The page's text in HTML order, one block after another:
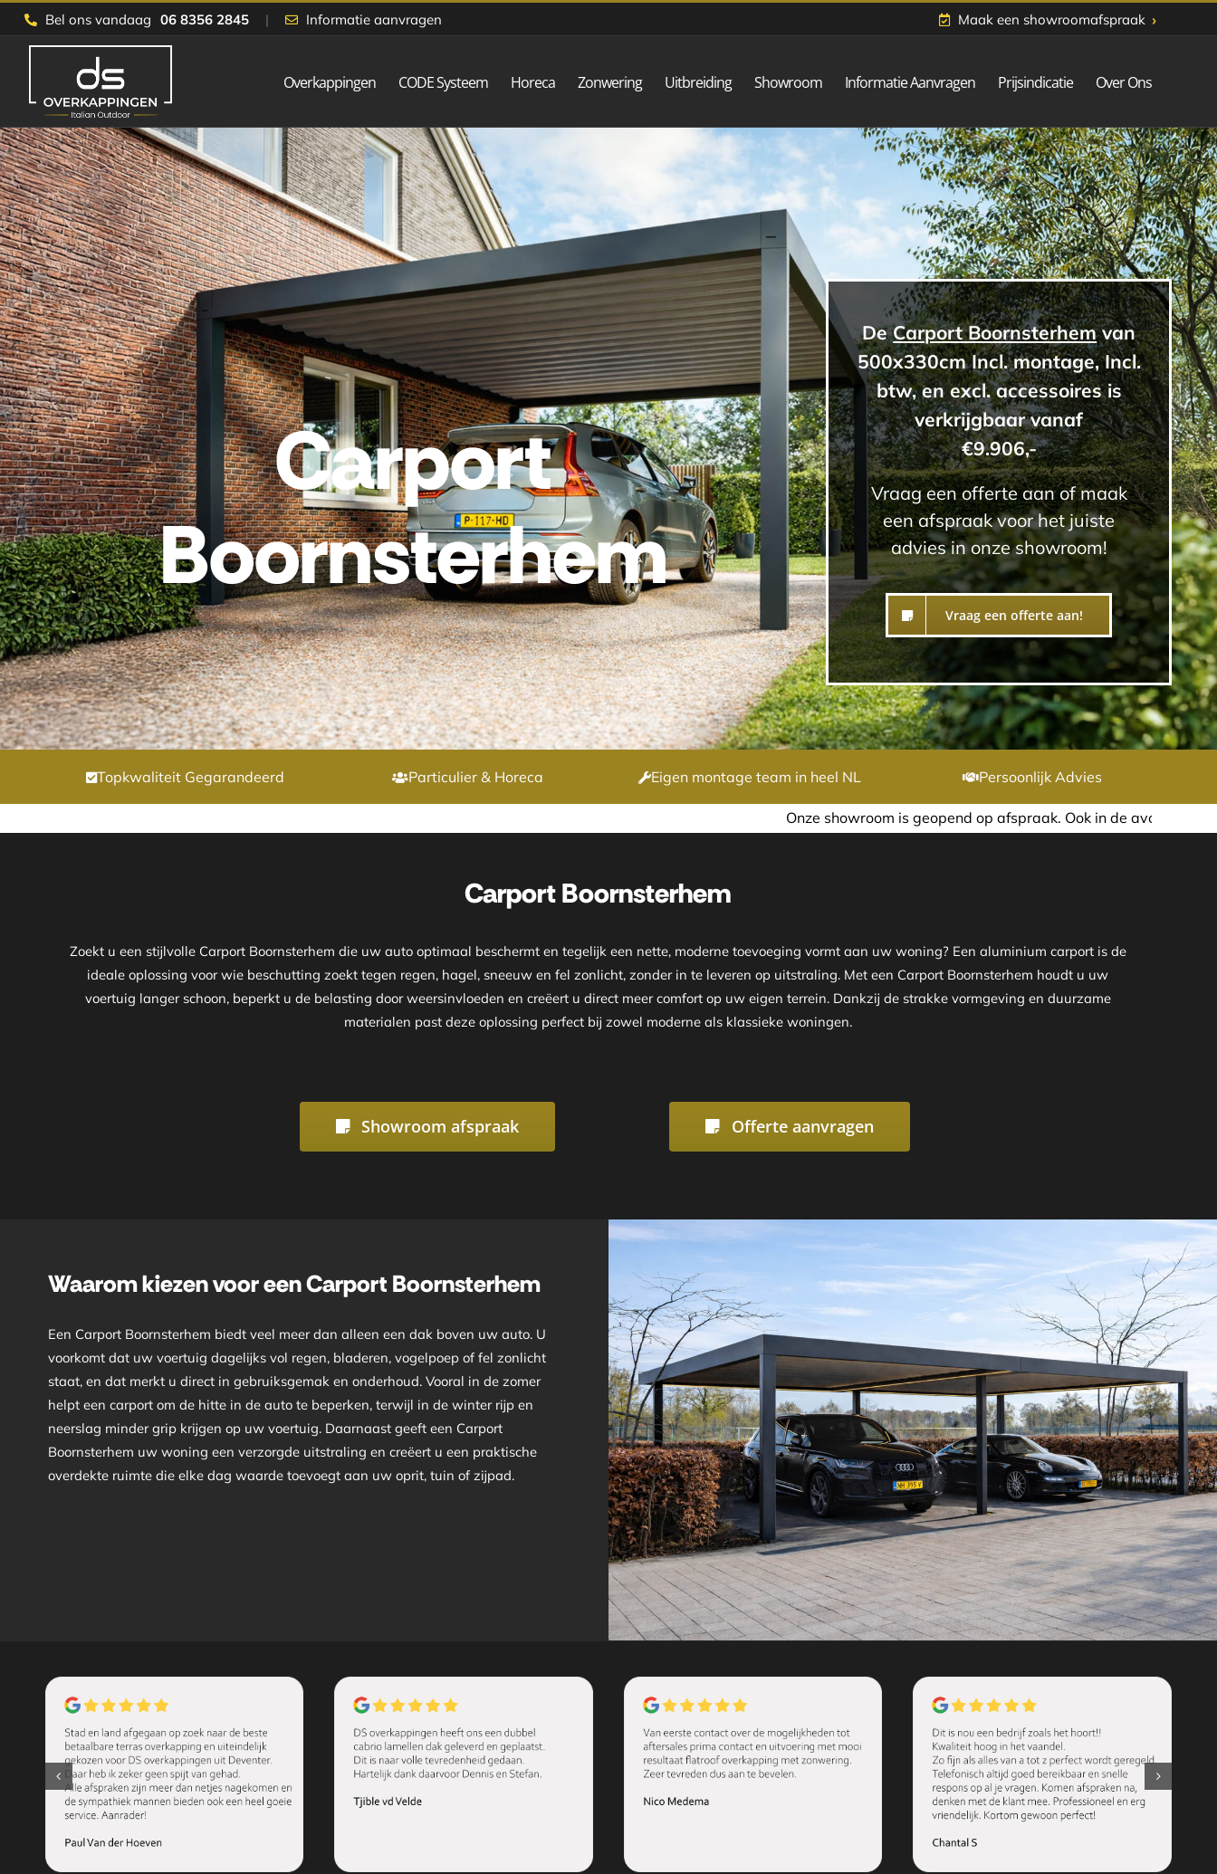
Skip
to
Bel ons vandaag 06 8356 2845 | Informatie aanvragen Maak een showroomafspraak ›
Overkappingen CODE Systeem Horeca Zonwering Uitbreiding Showroom Informatie Aanvragen Prijsindicatie Over Ons
Carport
Boornsterhem
DeCarport Boornsterhemvan
500x330cm Incl. montage, Incl.
btw, en excl. accessoires is
verkrijgbaar vanaf
€9.906,-
Vraag een offerte aan of maak
een afspraak voor het juiste
advies in onze showroom!
Vraag een offerte aan!
Topkwaliteit Gegarandeerd Particulier & Horeca Eigen montage team in heel NL Persoonlijk Advies
Onze showroom is geopend op afspraak. Ook in de avond of in het weekend nemen
Carport Boornsterhem
Zoekt u een stijlvolle Carport Boornsterhem die uw auto optimaal beschermt en tegelijk een nette, moderne toevoeging vormt aan uw woning? Een aluminium carport is de
ideale oplossing voor wie beschutting zoekt tegen regen, hagel, sneeuw en fel zonlicht, zonder in te leveren op uitstraling. Met een Carport Boornsterhem houdt u uw
voertuig langer schoon, beperkt u de belasting door weersinvloeden en creëert u direct meer comfort op uw eigen terrein. Dankzij de strakke vormgeving en duurzame
materialen past deze oplossing perfect bij zowel moderne als klassieke woningen.
Showroom afspraak Offerte aanvragen
Waarom kiezen voor een Carport Boornsterhem
Een Carport Boornsterhem biedt veel meer dan alleen een dak boven uw auto. U
voorkomt dat uw voertuig dagelijks vol regen, bladeren, vogelpoep of fel zonlicht
staat, en dat merkt u direct in gebruiksgemak en onderhoud. Vooral in de zomer
helpt een carport om de hitte in de auto te beperken, terwijl in de winter rijp en
neerslag minder grip krijgen op uw voertuig. Daarnaast geeft een Carport
Boornsterhem uw woning een verzorgde uitstraling en creëert u een praktische
overdekte ruimte die elke dag waarde toevoegt aan uw oprit, tuin of zijpad.